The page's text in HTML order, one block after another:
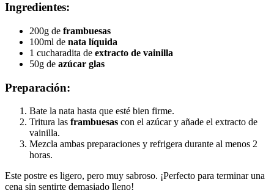
Ingredientes:
200g de frambuesas
100ml de nata líquida
1 cucharadita de extracto de vainilla
50g de azúcar glas
Preparación:
Bate la nata hasta que esté bien firme.
Tritura las frambuesas con el azúcar y añade el extracto de
vainilla.
Mezcla ambas preparaciones y refrigera durante al menos 2
horas.
Este postre es ligero, pero muy sabroso. ¡Perfecto para terminar una
cena sin sentirte demasiado lleno!